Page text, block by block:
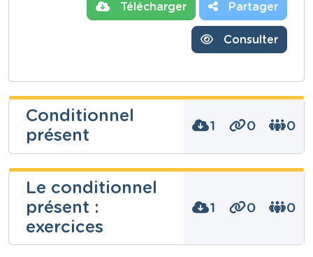
Télécharger Partager
Consulter
Conditionnel
présent
1 0 0
Lune
Hendrickx
Niveau
Fondamental
Le conditionnel
présent :
exercices
1 0 0